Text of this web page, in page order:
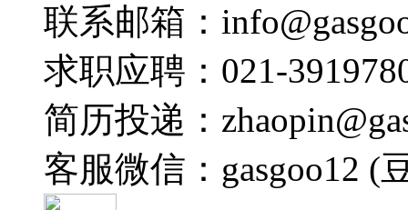
联系邮箱：
求职应聘：021-
简历投递：
客服微信：gasgoo12 (